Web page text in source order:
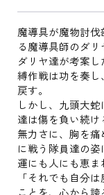
魔導具が魔物討
る魔導具師のダリ
ダリヤ達が考案
縛作戦は功を奏し
戻す。
しかし、九頭大
達は傷を負い続
無力さに、胸を
に戦う隊員達の姿
運にも人にも恵ま
「それでも自分
ことを、心から誇